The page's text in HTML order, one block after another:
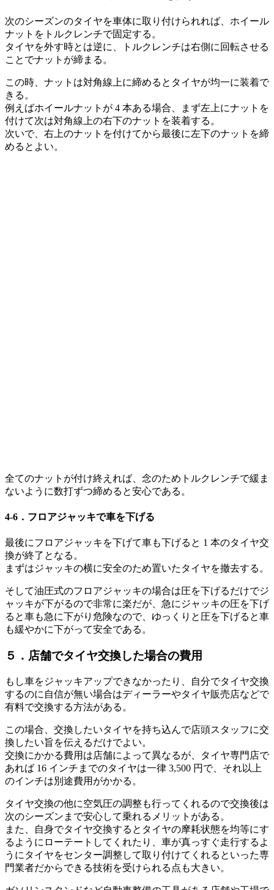
次のシーズンのタイヤを車体に取り付けられれば、ホイール
ナットをトルクレンチで固定する。
タイヤを外す時とは逆に、トルクレンチは右側に回転させる
ことでナットが締まる。
この時、ナットは対角線上に締めるとタイヤが均一に装着で
きる。
例えばホイールナットが 4 本ある場合、まず左上にナットを
付けて次は対角線上の右下のナットを装着する。
次いで、右上のナットを付けてから最後に左下のナットを締
めるとよい。
全てのナットが付け終えれば、念のためトルクレンチで緩ま
ないように数打ずつ締めると安心である。
4-6．フロアジャッキで車を下げる
最後にフロアジャッキを下げて車も下げると 1 本のタイヤ交
換が終了となる。
まずはジャッキの横に安全のため置いたタイヤを撤去する。
そして油圧式のフロアジャッキの場合は圧を下げるだけでジ
ャッキが下がるので非常に楽だが、急にジャッキの圧を下げ
ると車も急に下がり危険なので、ゆっくりと圧を下げると車
も緩やかに下がって安全である。
５．店舗でタイヤ交換した場合の費用
もし車をジャッキアップできなかったり、自分でタイヤ交換
するのに自信が無い場合はディーラーやタイヤ販売店などで
有料で交換する方法がある。
この場合、交換したいタイヤを持ち込んで店頭スタッフに交
換したい旨を伝えるだけでよい。
交換にかかる費用は店舗によって異なるが、タイヤ専門店で
あれば 16 インチまでのタイヤは一律 3,500 円で、それ以上
のインチは別途費用がかかる。
タイヤ交換の他に空気圧の調整も行ってくれるので交換後は
次のシーズンまで安心して乗れるメリットがある。
また、自身でタイヤ交換するとタイヤの摩耗状態を均等にす
るようにローテートしてくれたり、車が真っすぐ走行するよ
うにタイヤをセンター調整して取り付けてくれるといった専
門業者だからできる技術を受けられる点も大きい。